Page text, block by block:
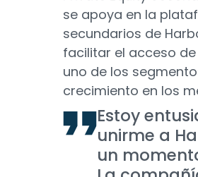
se apoya en la
secundarios de
facilitar el acceso
uno de los
crecimiento en los
Estoy
unirme a
un